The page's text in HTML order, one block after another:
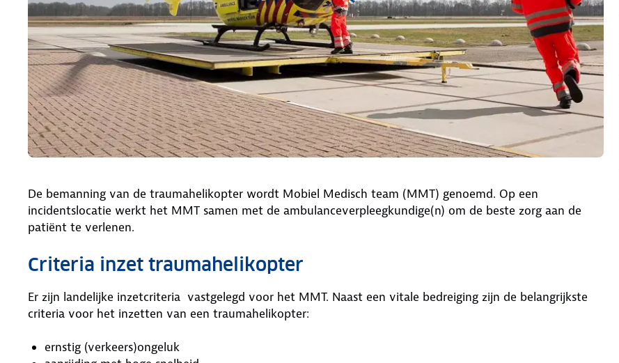
De bemanning van de traumahelikopter wordt Mobiel Medisch team (MMT) genoemd. Op een
incidentslocatie werkt het MMT samen met de ambulanceverpleegkundige(n) om de beste zorg aan de
patiënt te verlenen.
Criteria inzet traumahelikopter
Er zijn landelijke inzetcriteria vastgelegd voor het MMT. Naast een vitale bedreiging zijn de belangrijkste
criteria voor het inzetten van een traumahelikopter:
ernstig (verkeers)ongeluk